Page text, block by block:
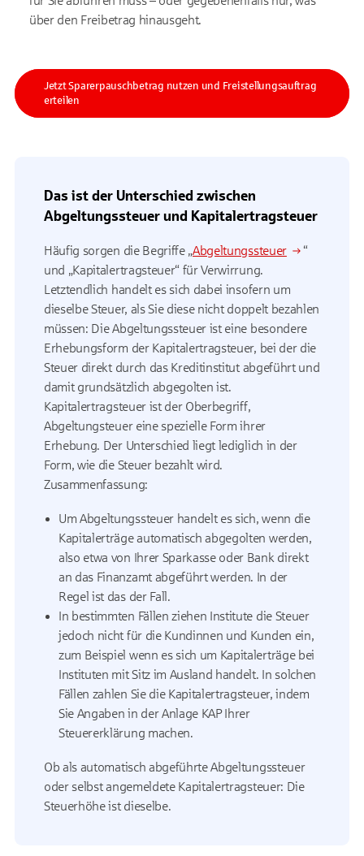
über den Freibetrag hinausgeht.
Jetzt Sparerpauschbetrag nutzen und Freistellungsauftrag
erteilen
Das ist der Unterschied zwischen
Abgeltungssteuer und Kapitalertragsteuer
Häufig sorgen die Begriffe „Abgeltungssteuer
“
und „Kapitalertragsteuer“ für Verwirrung.
Letztendlich handelt es sich dabei insofern um
dieselbe Steuer, als Sie diese nicht doppelt bezahlen
müssen: Die Abgeltungssteuer ist eine besondere
Erhebungsform der Kapitalertragsteuer, bei der die
Steuer direkt durch das Kreditinstitut abgeführt und
damit grundsätzlich abgegolten ist.
Kapitalertragsteuer ist der Oberbegriff,
Abgeltungsteuer eine spezielle Form ihrer
Erhebung. Der Unterschied liegt lediglich in der
Form, wie die Steuer bezahlt wird.
Zusammenfassung:
Um Abgeltungssteuer handelt es sich, wenn die
Kapitalerträge automatisch abgegolten werden,
also etwa von Ihrer Sparkasse oder Bank direkt
an das Finanzamt abgeführt werden. In der
Regel ist das der Fall.
In bestimmten Fällen ziehen Institute die Steuer
jedoch nicht für die Kundinnen und Kunden ein,
zum Beispiel wenn es sich um Kapitalerträge bei
Instituten mit Sitz im Ausland handelt. In solchen
Fällen zahlen Sie die Kapitalertragsteuer, indem
Sie Angaben in der Anlage KAP Ihrer
Steuererklärung machen.
Ob als automatisch abgeführte Abgeltungssteuer
oder selbst angemeldete Kapitalertragsteuer: Die
Steuerhöhe ist dieselbe.